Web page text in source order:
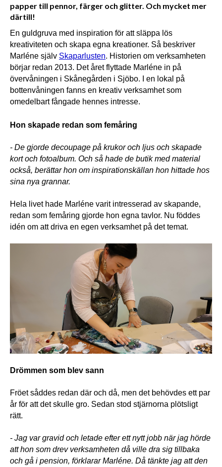
papper till pennor, färger och glitter. Och mycket mer
därtill!
En guldgruva med inspiration för att släppa lös
kreativiteten och skapa egna kreationer. Så beskriver
Marléne själv Skaparlusten. Historien om verksamheten
börjar redan 2013. Det året flyttade Marléne in på
övervåningen i Skånegården i Sjöbo. I en lokal på
bottenvåningen fanns en kreativ verksamhet som
omedelbart fångade hennes intresse.
Hon skapade redan som femåring
- De gjorde decoupage på krukor och ljus och skapade
kort och fotoalbum. Och så hade de butik med material
också, berättar hon om inspirationskällan hon hittade hos
sina nya grannar.
Hela livet hade Marléne varit intresserad av skapande,
redan som femåring gjorde hon egna tavlor. Nu föddes
idén om att driva en egen verksamhet på det temat.
Drömmen som blev sann
Fröet såddes redan där och då, men det behövdes ett par
år för att det skulle gro. Sedan stod stjärnorna plötsligt
rätt.
- Jag var gravid och letade efter ett nytt jobb när jag hörde
att hon som drev verksamheten då ville dra sig tillbaka
och gå i pension, förklarar Marléne. Då tänkte jag att den